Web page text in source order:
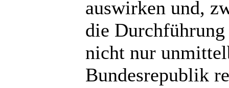
auswirken und,
die Durchführung
nicht nur
Bundesrepublik